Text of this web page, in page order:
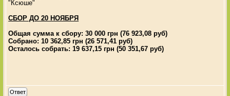
"Ксюше"
СБОР ДО 20 НОЯБРЯ
Общая сумма к сбору: 30 000 грн (76 923,08 руб)
Собрано: 10 362,85 грн (26 571,41 руб)
Осталось собрать: 19 637,15 грн (50 351,67 руб)
Ответ